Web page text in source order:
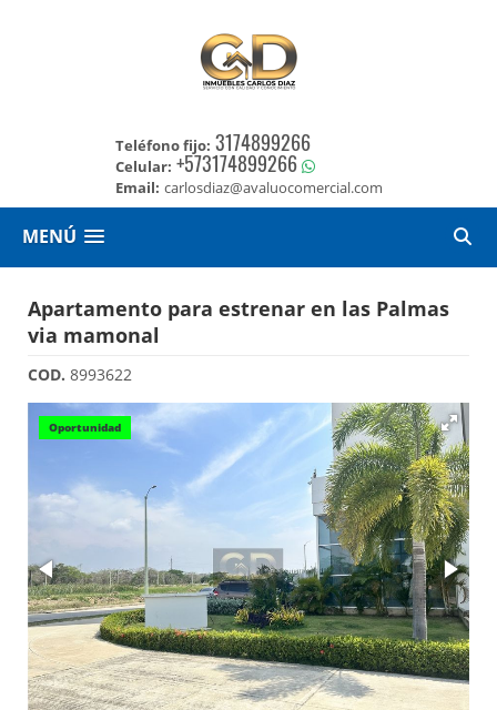
Teléfono fijo: 3174899266
Celular: +573174899266
Email: carlosdiaz@avaluocomercial.com
MENÚ
Apartamento para estrenar en las Palmas
via mamonal
COD. 8993622
Oportunidad